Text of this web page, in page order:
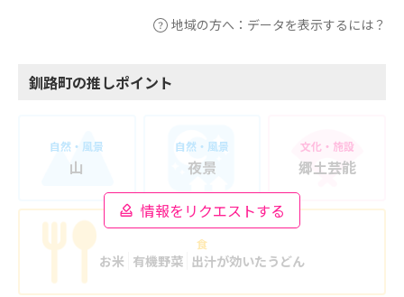
地域の方へ：データを表示するには？
釧路町の推しポイント
情報をリクエストする
自然・風景
山
自然・風景
夜景
文化・施設
郷土芸能
食
お米 有機野菜 出汁が効いたうどん